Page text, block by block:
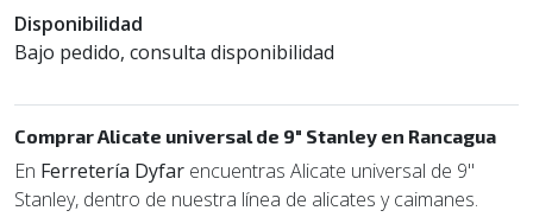
Disponibilidad
Bajo pedido, consulta disponibilidad
Comprar Alicate universal de 9" Stanley en Rancagua
En Ferretería Dyfar encuentras Alicate universal de 9"
Stanley, dentro de nuestra línea de alicates y caimanes.